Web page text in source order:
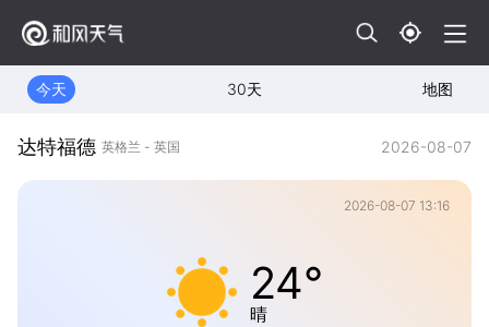
今天 30天 地图
达特福德 英格兰 - 英国 2026-08-07
2026-08-07 13:16
24°
晴